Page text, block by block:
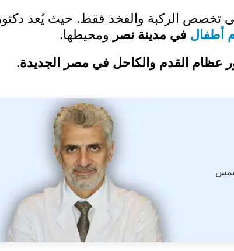
تخصص الركبة والفخذ فقط. حيث يُعد
أطفال في مدينة نصر ومحيطها.
عظام القدم والكاحل في مصر الجديدة.
شمس